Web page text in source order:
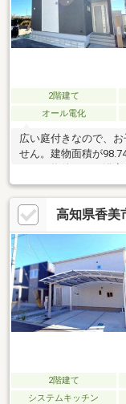
2階建て
オール電化
広い庭付きなので、
せん。建物面積が
スピーディーに湿気
面台の多くは鏡は3面
は室内も広々として
は防犯性能が高く安
な、住みよい中古の
高知県香美
2階建て
システムキッチン